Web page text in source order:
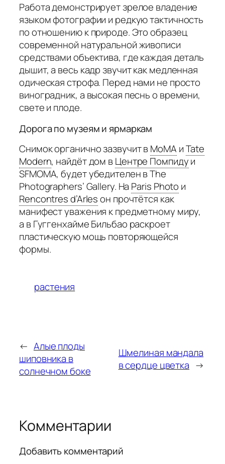
Работа демонстрирует зрелое владение
языком фотографии и редкую тактичность
по отношению к природе. Это образец
современной натуральной живописи
средствами объектива, где каждая деталь
дышит, а весь кадр звучит как медленная
одическая строфа. Перед нами не просто
виноградник, а высокая песнь о времени,
свете и плоде.
Дорога по музеям и ярмаркам
Снимок органично зазвучит вMoMA иTate
Modern, найдёт дом вЦентре Помпидуи
SFMOMA, будет убедителен в The
Photographers’ Gallery. На Paris Photo и
Rencontres d’Arlesон прочтётся как
манифест уважения к предметному миру,
а в Гуггенхайме Бильбао раскроет
пластическую мощь повторяющейся
формы.
растения
← Алые плоды
шиповника в
солнечном боке
Шмелиная мандала
в сердце цветка →
Комментарии
Добавить комментарий